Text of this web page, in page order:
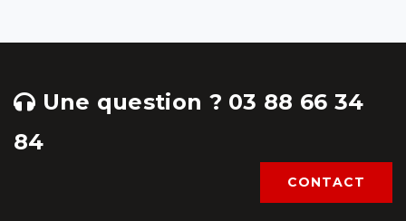
Une question ? 03 88 66 34
84
CONTACT